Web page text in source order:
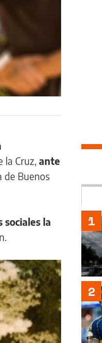
la Cruz, ante
de Buenos
sociales la
1
2